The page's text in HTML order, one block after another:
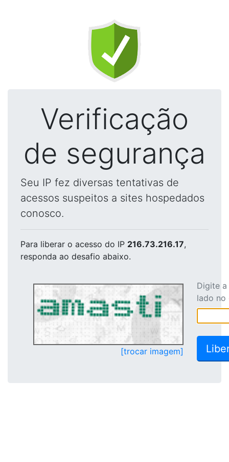
Verificação
de segurança
Seu IP fez diversas tentativas de
acessos suspeitos a sites hospedados
conosco.
Para liberar o acesso do IP 216.73.216.17,
responda ao desafio abaixo.
[trocar imagem]
Digite
lado no